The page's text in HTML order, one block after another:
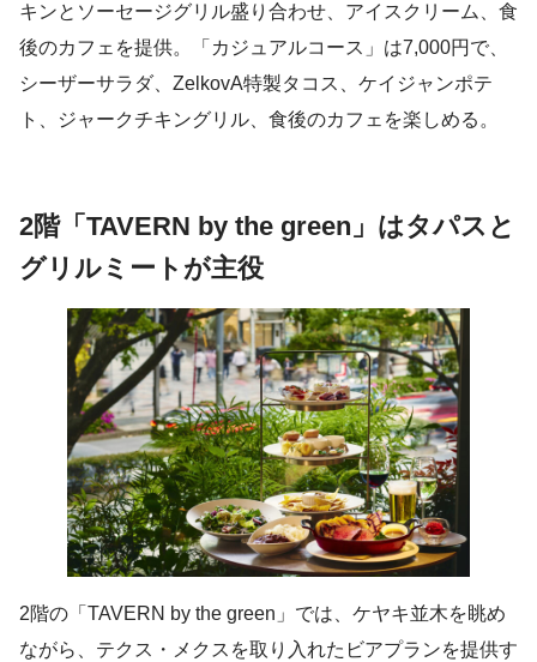
キンとソーセージグリル盛り合わせ、アイスクリーム、食
後のカフェを提供。「カジュアルコース」は7,000円で、
シーザーサラダ、ZelkovA特製タコス、ケイジャンポテ
ト、ジャークチキングリル、食後のカフェを楽しめる。
2階「TAVERN by the green」はタパスと
グリルミートが主役
2階の「TAVERN by the green」では、ケヤキ並木を眺め
ながら、テクス・メクスを取り入れたビアプランを提供す